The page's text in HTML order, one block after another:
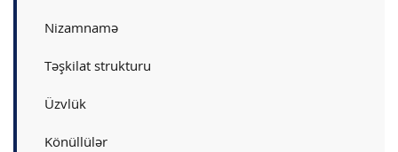
Nizamnamə
Təşkilat strukturu
Üzvlük
Könüllülər